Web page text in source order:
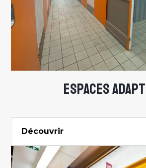
ESPACES
Découvrir